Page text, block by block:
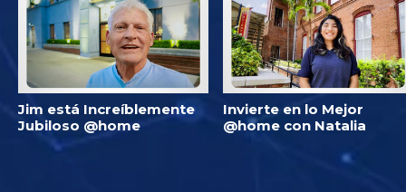
Jim está Increíblemente
Jubiloso @home
Invierte en lo Mejor
@home con Natalia